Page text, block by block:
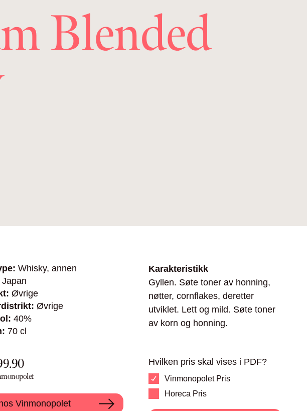
Blended
Whisky, annen
Japan
Øvrige
Øvrige
40%
70 cl
Vinmonopolet
Karakteristikk
Gyllen. Søte toner av honning,
nøtter, cornflakes, deretter
utviklet. Lett og mild. Søte toner
av korn og honning.
Hvilken pris skal vises i PDF?
Vinmonopolet Pris
Horeca Pris